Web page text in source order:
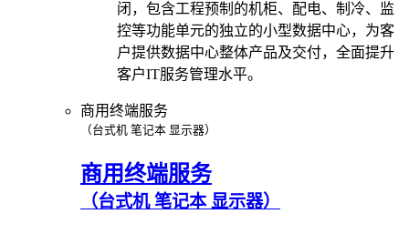
闭，包含工程预制的机柜、配电、制冷、监
控等功能单元的独立的小型数据中心，为客
户提供数据中心整体产品及交付，全面提升
客户IT服务管理水平。
商用终端服务
（台式机 笔记本 显示器）
商用终端服务
（台式机 笔记本 显示器）